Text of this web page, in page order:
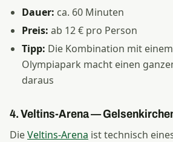
Dauer: ca. 60 Minuten
Preis: ab 12 € pro Person
Tipp: Die Kombination mit
Olympiapark macht einen
daraus
4. Veltins-Arena —
DieVeltins-Arena ist technisch